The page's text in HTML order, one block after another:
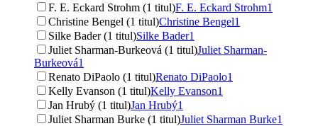
F. E. Eckard Strohm (1 titul)F. E. Eckard Strohm1
Christine Bengel (1 titul)Christine Bengel1
Silke Bader (1 titul)Silke Bader1
Juliet Sharman-Burkeová (1 titul)Juliet Sharman-
Burkeová1
Renato DiPaolo (1 titul)Renato DiPaolo1
Kelly Evanson (1 titul)Kelly Evanson1
Jan Hrubý (1 titul)Jan Hrubý1
Juliet Sharman Burke (1 titul)Juliet Sharman Burke1